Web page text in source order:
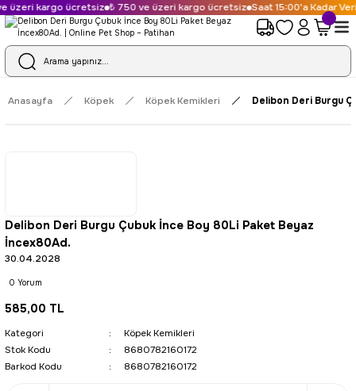
üzeri kargo ücretsiz ₺ 750 ve üzeri kargo ücretsiz Saat 15:00'a Kadar
Anasayfa Köpek Köpek Kemikleri Delibon Deri Burgu
Delibon Deri Burgu Çubuk İnce Boy 80Li Paket Beyaz
İncex80Ad.
30.04.2028
0 Yorum
585,00 TL
Kategori
Köpek Kemikleri
Stok Kodu
8680782160172
Barkod Kodu
8680782160172